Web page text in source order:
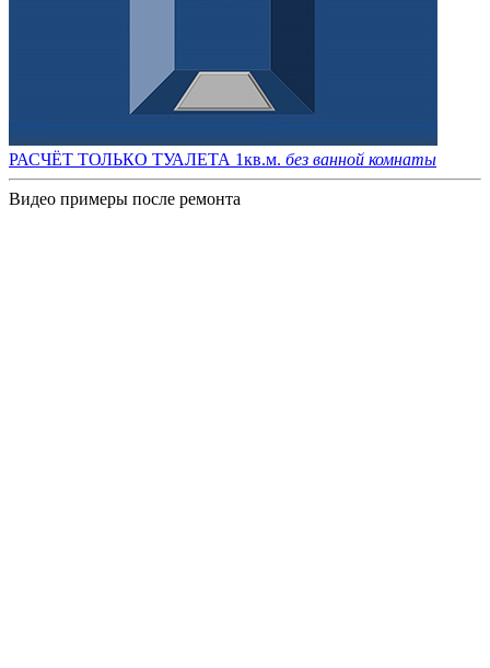
РАСЧЁТ ТОЛЬКО ТУАЛЕТА 1кв.м. без ванной комнаты
Видео примеры после ремонта